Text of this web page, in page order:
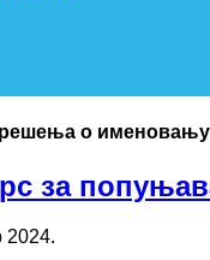
решења о именовању
за
2024.